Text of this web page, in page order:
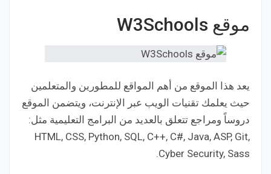
موقع W3Schools
يعد هذا الموقع من أهم المواقع للمطورين والمتعلمين
حيث يعلمك تقنيات الويب عبر الإنترنت، ويتضمن الموقع
دروساً ومراجع تتعلق بالعديد من البرامج التعليمية مثل:
HTML, CSS, Python, SQL, C++, C#, Java, ASP, Git,
Cyber Security, Sass.